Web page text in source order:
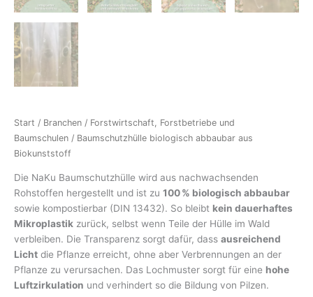
Start / Branchen / Forstwirtschaft, Forstbetriebe und
Baumschulen / Baumschutzhülle biologisch abbaubar aus
Biokunststoff
Die NaKu Baumschutzhülle wird aus nachwachsenden
Rohstoffen hergestellt und ist zu 100 % biologisch abbaubar
sowie kompostierbar (DIN 13432). So bleibt kein dauerhaftes
Mikroplastik zurück, selbst wenn Teile der Hülle im Wald
verbleiben. Die Transparenz sorgt dafür, dass ausreichend
Licht die Pflanze erreicht, ohne aber Verbrennungen an der
Pflanze zu verursachen. Das Lochmuster sorgt für eine hohe
Luftzirkulation und verhindert so die Bildung von Pilzen.